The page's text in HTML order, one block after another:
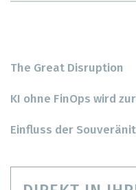
The Great Disruption
KI ohne FinOps wird
Einfluss der